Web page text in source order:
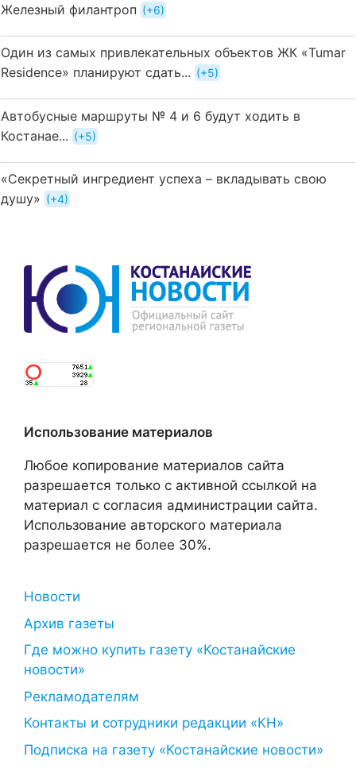
Железный филантроп +6
Один из самых привлекательных объектов ЖК «Tumar
Residence» планируют сдать...
+5
Автобусные маршруты № 4 и 6 будут ходить в
Костанае...
+5
«Секретный ингредиент успеха – вкладывать свою
душу»
+4
Использование материалов
Любое копирование материалов сайта
разрешается только с активной ссылкой на
материал с согласия администрации сайта.
Использование авторского материала
разрешается не более 30%.
Новости
Архив газеты
Где можно купить газету «Костанайские
новости»
Рекламодателям
Контакты и сотрудники редакции «КН»
Подписка на газету «Костанайские новости»